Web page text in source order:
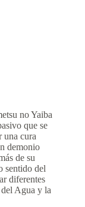
no Yaiba
que se
una cura
demonio
de su
sentido del
diferentes
Agua y la